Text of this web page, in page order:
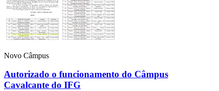
Novo Câmpus
Autorizado o funcionamento do Câmpus
Cavalcante do IFG